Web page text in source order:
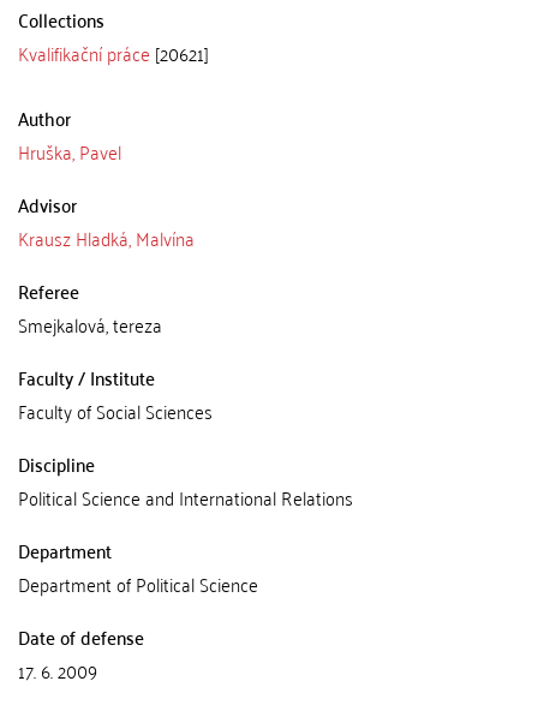
Collections
Kvalifikační práce [20621]
Author
Hruška, Pavel
Advisor
Krausz Hladká, Malvína
Referee
Smejkalová, tereza
Faculty / Institute
Faculty of Social Sciences
Discipline
Political Science and International Relations
Department
Department of Political Science
Date of defense
17. 6. 2009